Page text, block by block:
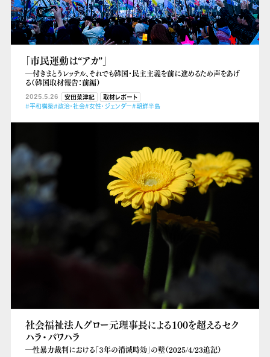
「市民運動は“アカ”」
―付きまとうレッテル、それでも韓国・民主主義を前に進めるため声をあげ
る（韓国取材報告：前編）
2025.5.26 安田菜津紀
取材レポート
#平和構築#政治・社会#女性・ジェンダー#朝鮮半島
社会福祉法人グロー元理事長による100を超えるセク
ハラ・パワハラ
―性暴力裁判における「３年の消滅時効」の壁（2025/4/23追記）